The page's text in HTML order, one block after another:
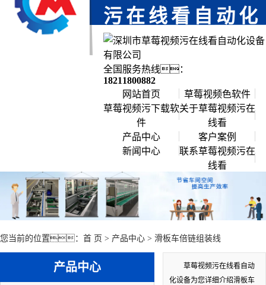
污在线看自动化
设备有限公司
免费上门服务,为您省时,每一个项目都
严格把关,确保每个产品零缺陷
全国服务热线：
18211800882
网站首页
草莓视频色软件
草莓视频污下载软
件
关于草莓视频污在
线看
公司简介
企业文化
创始人说
公司环境
产品中心
倍速链组装线
滚筒输送流水线
草莓视频APP黄色
工作台周转车
客户案例
新闻中心
行业资讯
常见问题
公司新闻
联系草莓视频污在
线看
您当前的位置： 首 页 > 产品中心 > 滑板车倍链组装线
产品中心
草莓视频污在线看自动
化设备为您详细介绍滑板车